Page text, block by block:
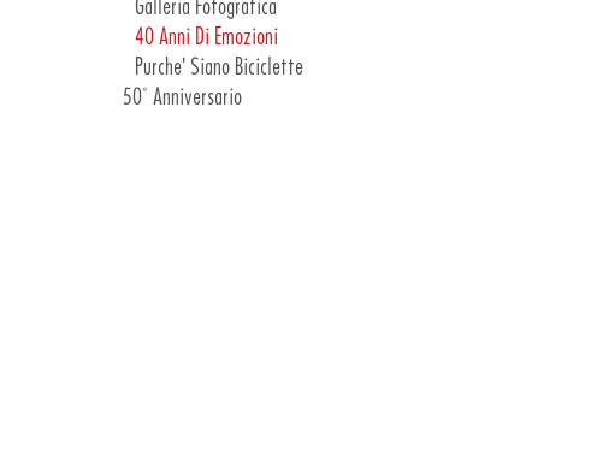
2001 - 2005
2006 - 2010
2011 - 2013
2014 - 2016
Galleria Fotografica
40 Anni Di Emozioni
Purche' Siano Biciclette
50° Anniversario